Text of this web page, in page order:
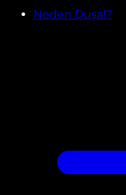
Neden Duşal?